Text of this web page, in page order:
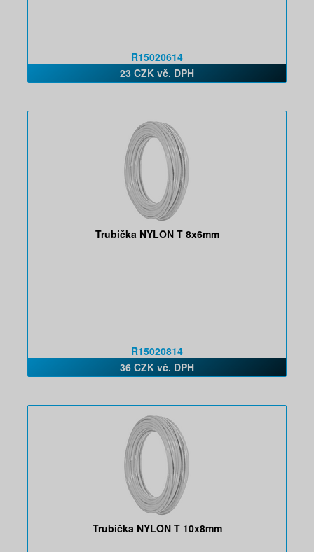
R15020614
23 CZK vč. DPH
Trubička NYLON T 8x6mm
R15020814
36 CZK vč. DPH
Trubička NYLON T 10x8mm